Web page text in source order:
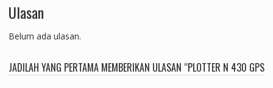
Ulasan
Belum ada ulasan.
JADILAH YANG PERTAMA MEMBERIKAN ULASAN “PLOTTER N 430 GPS